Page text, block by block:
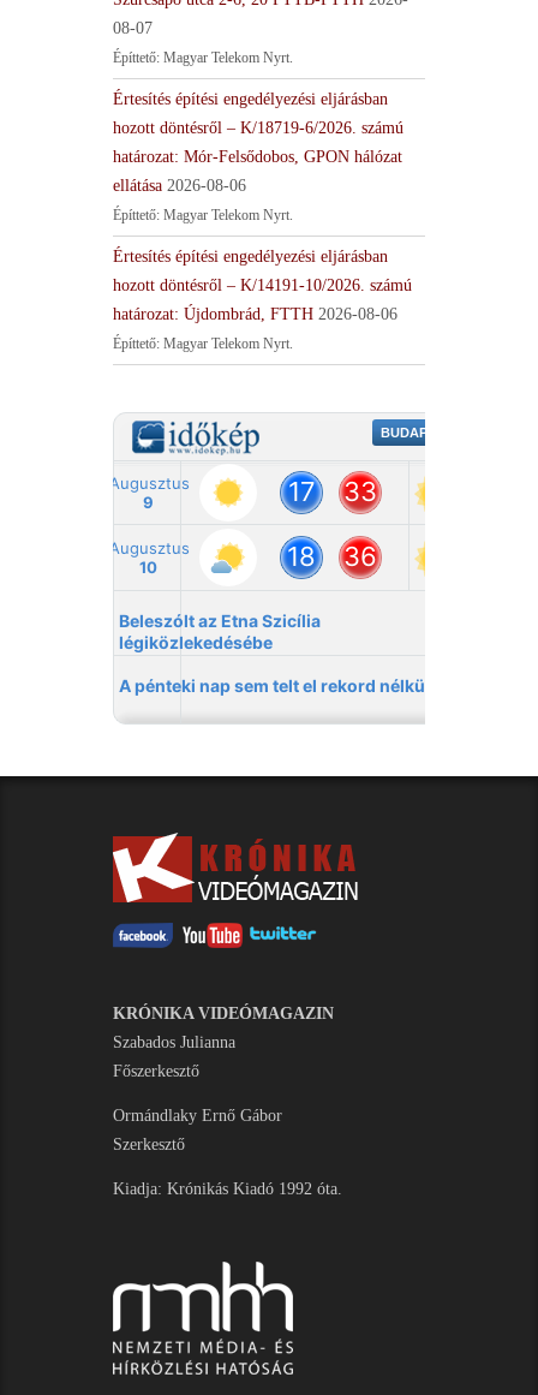
08-07
Építtető: Magyar Telekom Nyrt.
Értesítés építési engedélyezési eljárásban
hozott döntésről – K/18719-6/2026. számú
határozat: Mór-Felsődobos, GPON hálózat
ellátása 2026-08-06
Építtető: Magyar Telekom Nyrt.
Értesítés építési engedélyezési eljárásban
hozott döntésről – K/14191-10/2026. számú
határozat: Újdombrád, FTTH 2026-08-06
Építtető: Magyar Telekom Nyrt.
KRÓNIKA VIDEÓMAGAZIN
Szabados Julianna
Főszerkesztő
Ormándlaky Ernő Gábor
Szerkesztő
Kiadja: Krónikás Kiadó 1992 óta.